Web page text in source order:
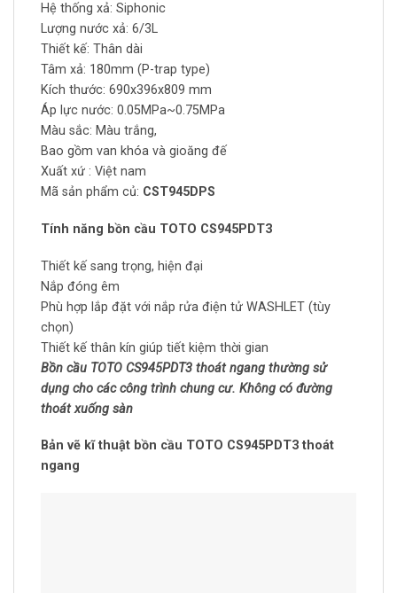
Hệ thống xả: Siphonic
Lượng nước xả: 6/3L
Thiết kế: Thân dài
Tâm xả: 180mm (P-trap type)
Kích thước: 690x396x809 mm
Áp lực nước: 0.05MPa~0.75MPa
Màu sắc: Màu trắng,
Bao gồm van khóa và gioăng đế
Xuất xứ : Việt nam
Mã sản phẩm củ: CST945DPS
Tính năng bồn cầu TOTO CS945PDT3
Thiết kế sang trọng, hiện đại
Nắp đóng êm
Phù hợp lắp đặt với nắp rửa điện tử WASHLET (tùy
chọn)
Thiết kế thân kín giúp tiết kiệm thời gian
Bồn cầu TOTO CS945PDT3 thoát ngang thường sử
dụng cho các công trình chung cư. Không có đường
thoát xuống sàn
Bản vẽ kĩ thuật bồn cầu TOTO CS945PDT3 thoát
ngang